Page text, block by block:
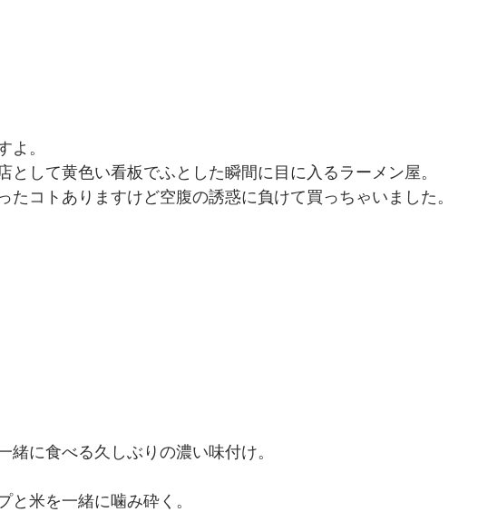
。
として黄色い看板でふとした瞬間に目に入るラーメン屋。
たコトありますけど空腹の誘惑に負けて買っちゃいました。
緒に食べる久しぶりの濃い味付け。
と米を一緒に噛み砕く。